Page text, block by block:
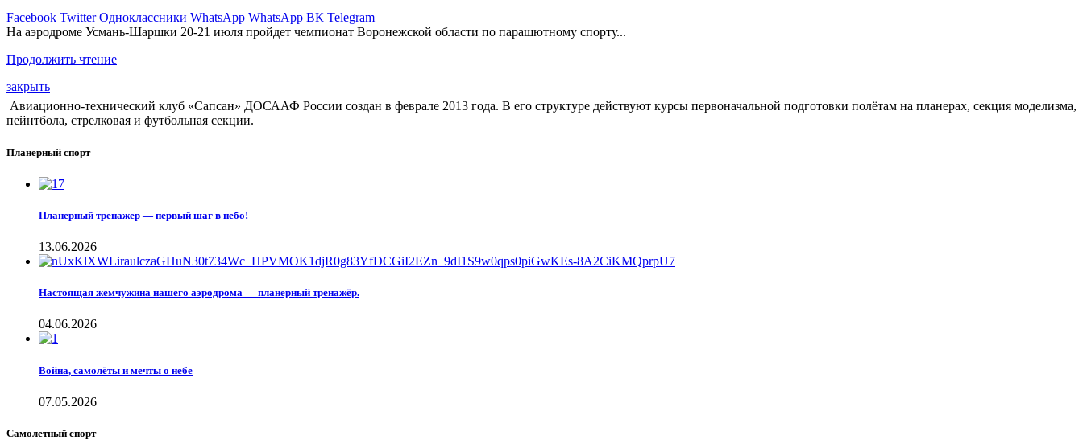
Facebook Twitter Одноклассники WhatsApp WhatsApp ВК Telegram
На аэродроме Усмань-Шаршки 20-21 июля пройдет чемпионат Воронежской области по парашютному спорту...
Продолжить чтение
закрыть
Авиационно-технический клуб «Сапсан» ДОСААФ России создан в феврале 2013 года. В его структуре действуют курсы первоначальной подготовки полётам на планерах, секция моделизма,
пейнтбола, стрелковая и футбольная секции.
Планерный спорт
Планерный тренажер — первый шаг в небо!
13.06.2026
Настоящая жемчужина нашего аэродрома — планерный тренажёр.
04.06.2026
Война, самолёты и мечты о небе
07.05.2026
Самолетный спорт